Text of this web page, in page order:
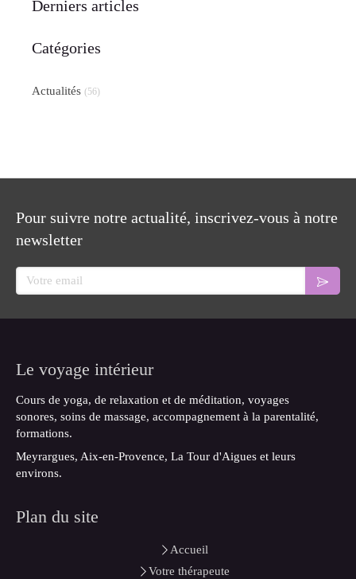
Derniers articles
Catégories
Actualités (56)
Pour suivre notre actualité, inscrivez-vous à notre
newsletter
Votre email
Le voyage intérieur
Cours de yoga, de relaxation et de méditation, voyages
sonores, soins de massage, accompagnement à la parentalité,
formations.
Meyrargues, Aix-en-Provence, La Tour d'Aigues et leurs
environs.
Plan du site
Accueil
Votre thérapeute